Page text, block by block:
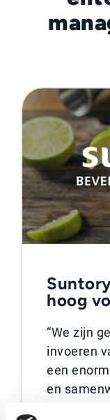
hoog
“We zijn
invoeren
een
en